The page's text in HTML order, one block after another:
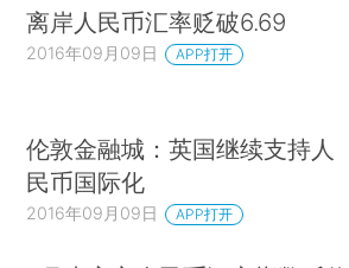
离岸人民币汇率贬破6.69
2016年09月09日 APP打开
伦敦金融城：英国继续支持人
民币国际化
2016年09月09日 APP打开